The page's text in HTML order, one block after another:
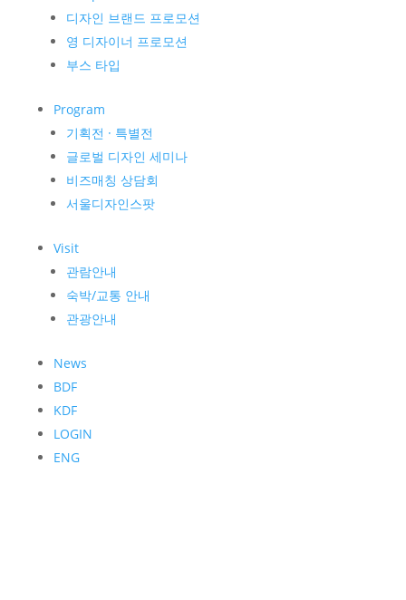
디자인 브랜드 프로모션
영 디자이너 프로모션
부스 타입
Program
기획전 · 특별전
글로벌 디자인 세미나
비즈매칭 상담회
서울디자인스팟
Visit
관람안내
숙박/교통 안내
관광안내
News
BDF
KDF
LOGIN
ENG